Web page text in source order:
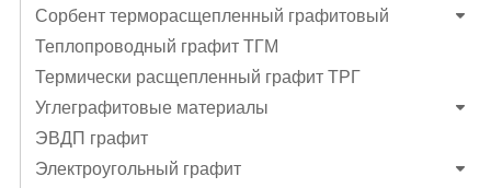
Сорбент терморасщепленный графитовый
Теплопроводный графит ТГМ
Термически расщепленный графит ТРГ
Углеграфитовые материалы
ЭВДП графит
Электроугольный графит